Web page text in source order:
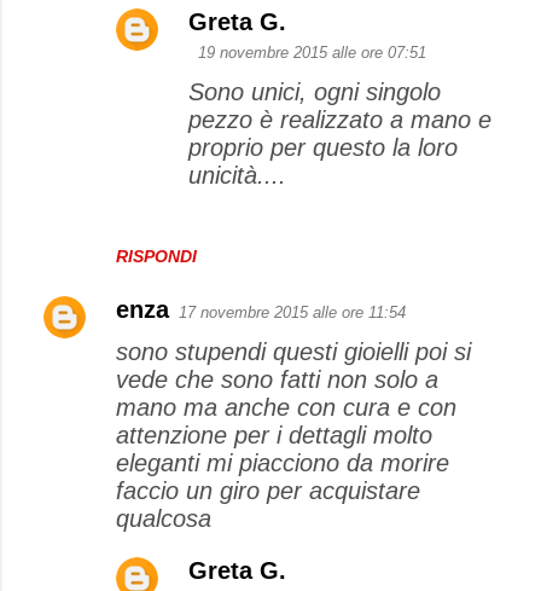
RISPONDI
Greta G.
19 novembre 2015 alle ore 07:51
Sono unici, ogni singolo
pezzo è realizzato a mano e
proprio per questo la loro
unicità....
enza 17 novembre 2015 alle ore 11:54
sono stupendi questi gioielli poi si
vede che sono fatti non solo a
mano ma anche con cura e con
attenzione per i dettagli molto
eleganti mi piacciono da morire
faccio un giro per acquistare
qualcosa
Greta G.